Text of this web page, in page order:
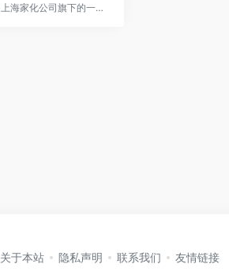
玉泽是上海家化公司旗下的一个护肤品品牌，专注皮肤屏障自修护，致力于从根源上解决皮肤屏障受损引起的多种肌肤问题，提供皮肤科学护肤解决方案。
关于本站 隐私声明 联系我们 友情链接